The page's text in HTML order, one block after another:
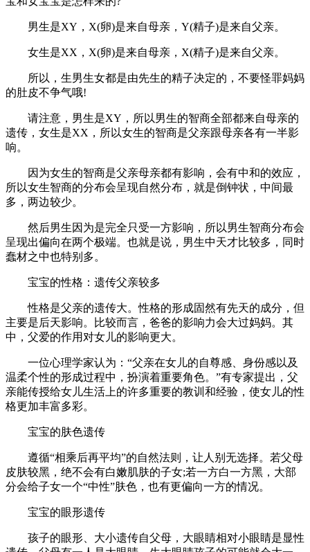
男生是XY，X(卵)是来自母亲，Y(精子)是来自父亲。
女生是XX，X(卵)是来自母亲，X(精子)是来自父亲。
所以，生男生女都是由先生的精子决定的，不要怪罪妈妈
的肚皮不争气哦!
请注意，男生是XY，所以男生的智商全部都来自母亲的
遗传，女生是XX，所以女生的智商是父亲跟母亲各有一半影
响。
因为女生的智商是父亲母亲都有影响，会有中和的效应，
所以女生智商的分布会呈现自然分布，就是倒钟状，中间最
多，两边较少。
然后男生因为是完全只受一方影响，所以男生智商分布会
呈现出偏向在两个极端。也就是说，男生中天才比较多，同时
蠢材之中也特别多。
宝宝的性格：遗传父亲较多
性格是父亲的遗传大。性格的形成固然有先天的成分，但
主要是后天影响。比较而言，爸爸的影响力会大过妈妈。其
中，父爱的作用对女儿的影响更大。
一位心理学家认为：“父亲在女儿的自尊感、身份感以及
温柔个性的形成过程中，扮演着重要角色。”有专家提出，父
亲能传授给女儿生活上的许多重要的教训和经验，使女儿的性
格更加丰富多彩。
宝宝的肤色遗传
遵循“相乘后再平均”的自然法则，让人别无选择。若父母
皮肤较黑，绝不会有白嫩肌肤的子女;若一方白一方黑，大部
分会给子女一个“中性”肤色，也有更偏向一方的情况。
宝宝的眼形遗传
孩子的眼形、大小遗传自父母，大眼睛相对小眼睛是显性